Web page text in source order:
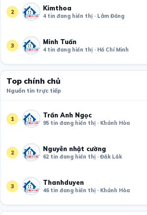
2 Kimthoa
4 tin đang hiển thị · Lâm Đồng
3 Minh Tuấn
4 tin đang hiển thị · Hồ Chí Minh
Top chính chủ
Nguồn tin trực tiếp
1 Trần Anh Ngọc
95 tin đang hiển thị · Khánh Hòa
2 Nguyễn nhật cường
62 tin đang hiển thị · Đắk Lắk
3 Thanhduyen
46 tin đang hiển thị · Khánh Hòa